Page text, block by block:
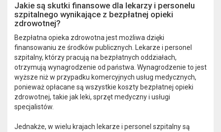
Jakie są skutki finansowe dla lekarzy i personelu
szpitalnego wynikające z bezpłatnej opieki
zdrowotnej?
Bezpłatna opieka zdrowotna jest możliwa dzięki
finansowaniu ze środków publicznych. Lekarze i personel
szpitalny, którzy pracują na bezpłatnych oddziałach,
otrzymują wynagrodzenie od państwa. Wynagrodzenie to jest
wyższe niż w przypadku komercyjnych usług medycznych,
ponieważ opłacane są wszystkie koszty bezpłatnej opieki
zdrowotnej, takie jak leki, sprzęt medyczny i usługi
specjalistów.
Jednakże, w wielu krajach lekarze i personel szpitalny są